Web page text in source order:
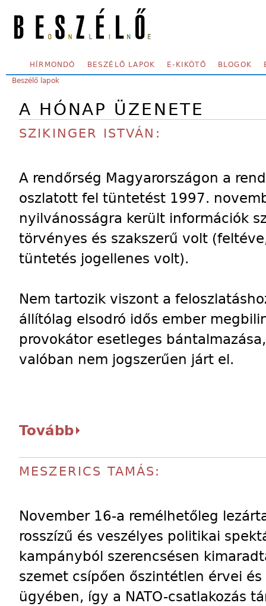
SECONDARY MENU
HÍRMONDÓ BESZÉLŐ LAPOK E-KIKÖTŐ BLOGOK
YOU ARE HERE:
Beszélő lapok
A HÓNAP ÜZENETE
SZIKINGER ISTVÁN:
A rendőrség Magyarországon a
oszlatott fel tüntetést 1997.
nyilvánosságra került információk
törvényes és szakszerű volt
tüntetés jogellenes volt).
Nem tartozik viszont a
állítólag elsodró idős ember
provokátor esetleges
valóban nem jogszerűen járt el.
Tovább
MESZERICS TAMÁS:
November 16-a remélhetőleg
rosszízű és veszélyes politikai
kampányból szerencsésen
szemet csípően őszintétlen érvei
ügyében, így a NATO-csatlakozás